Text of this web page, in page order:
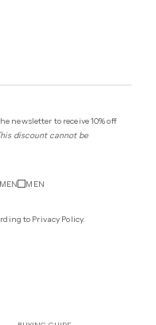
newsletter to receive 10% off
discount cannot be
MEN
to Privacy Policy.